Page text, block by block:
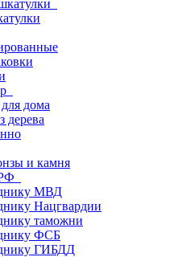
дома
дерева
и камня
МВД
Нацгвардии
таможни
ФСБ
ГИБДД